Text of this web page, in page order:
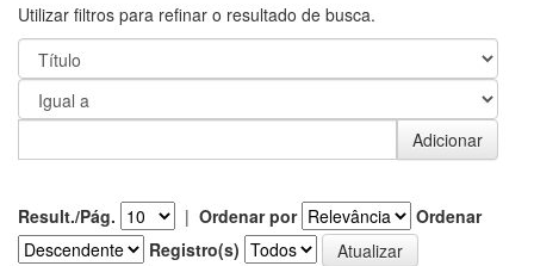
Utilizar filtros para refinar o resultado de busca.
Result./Pág. | Ordenar por
Ordenar
Registro(s)